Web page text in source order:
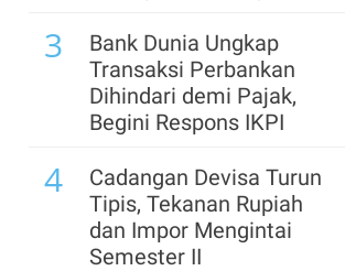
3
Bank Dunia Ungkap
Transaksi Perbankan
Dihindari demi Pajak,
Begini Respons IKPI
4
Cadangan Devisa Turun
Tipis, Tekanan Rupiah
dan Impor Mengintai
Semester II